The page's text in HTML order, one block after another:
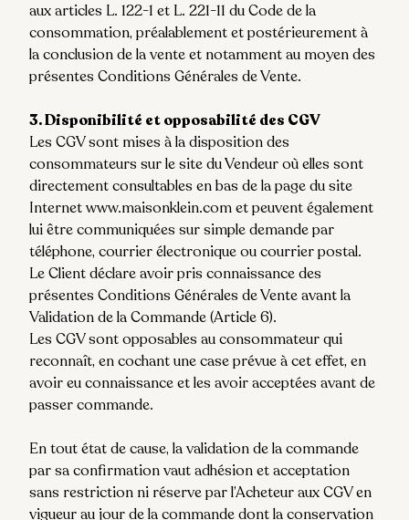
aux articles L. 122-1 et L. 221-11 du Code de la
consommation, préalablement et postérieurement à
la conclusion de la vente et notamment au moyen des
présentes Conditions Générales de Vente.
3. Disponibilité et opposabilité des CGV
Les CGV sont mises à la disposition des
consommateurs sur le site du Vendeur où elles sont
directement consultables en bas de la page du site
Internetwww.maisonklein.comet peuvent également
lui être communiquées sur simple demande par
téléphone, courrier électronique ou courrier postal.
Le Client déclare avoir pris connaissance des
présentes Conditions Générales de Vente avant la
Validation de la Commande (Article 6).
Les CGV sont opposables au consommateur qui
reconnaît, en cochant une case prévue à cet effet, en
avoir eu connaissance et les avoir acceptées avant de
passer commande.
En tout état de cause, la validation de la commande
par sa confirmation vaut adhésion et acceptation
sans restriction ni réserve par l’Acheteur aux CGV en
vigueur au jour de la commande dont la conservation